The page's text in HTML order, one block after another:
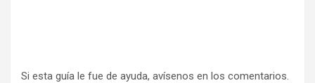
Si esta guía le fue de ayuda, avísenos en los comentarios.